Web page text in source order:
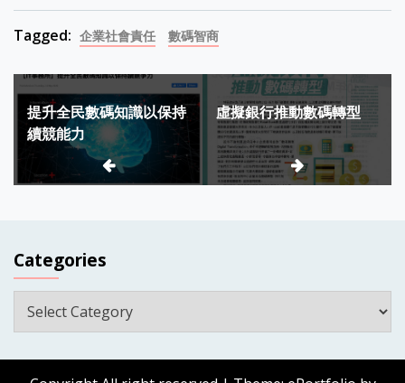
Tagged: 企業社會責任 數碼智商
Post
navigation
提升全民數碼知識以保持
續競能力
虛擬銀行推動數碼轉型
Categories
Categories